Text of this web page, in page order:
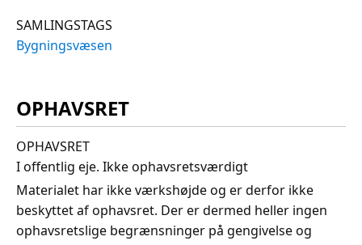
SAMLINGSTAGS
Bygningsvæsen
OPHAVSRET
OPHAVSRET
I offentlig eje. Ikke ophavsretsværdigt
Materialet har ikke værkshøjde og er derfor ikke
beskyttet af ophavsret. Der er dermed heller ingen
ophavsretslige begrænsninger på gengivelse og